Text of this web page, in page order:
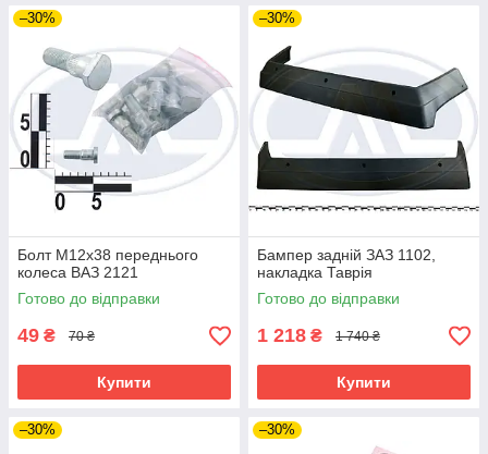
–30%
Болт М12х38 переднього
колеса ВАЗ 2121
Готово до відправки
49 ₴ 70 ₴
Купити
–30%
Бампер задній ЗАЗ 1102,
накладка Таврія
Готово до відправки
1 218 ₴ 1 740 ₴
Купити
–30% –30%